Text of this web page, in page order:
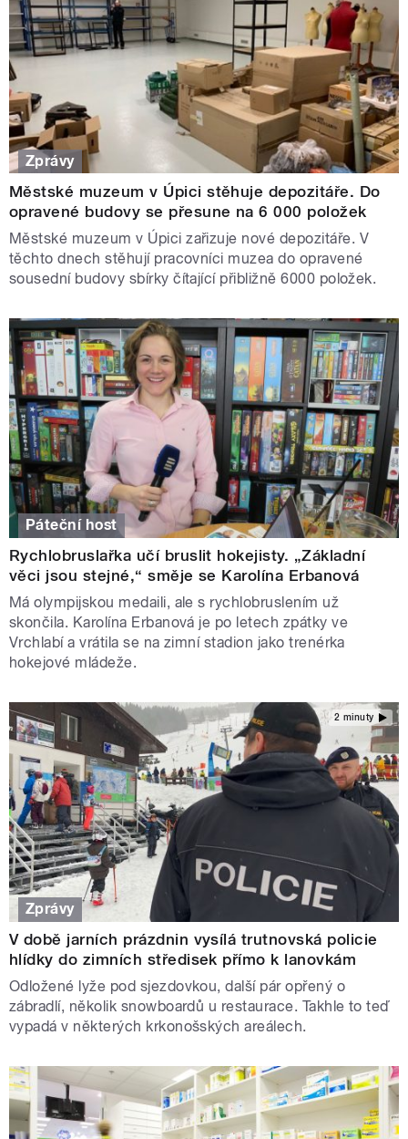
Zprávy
Městské muzeum v Úpici stěhuje depozitáře. Do
opravené budovy se přesune na 6 000 položek
Městské muzeum v Úpici zařizuje nové depozitáře. V
těchto dnech stěhují pracovníci muzea do opravené
sousední budovy sbírky čítající přibližně 6000 položek.
Páteční host
Rychlobruslařka učí bruslit hokejisty. „Základní
věci jsou stejné,“ směje se Karolína Erbanová
Má olympijskou medaili, ale s rychlobruslením už
skončila. Karolína Erbanová je po letech zpátky ve
Vrchlabí a vrátila se na zimní stadion jako trenérka
hokejové mládeže.
2 minuty
Zprávy
V době jarních prázdnin vysílá trutnovská policie
hlídky do zimních středisek přímo k lanovkám
Odložené lyže pod sjezdovkou, další pár opřený o
zábradlí, několik snowboardů u restaurace. Takhle to teď
vypadá v některých krkonošských areálech.